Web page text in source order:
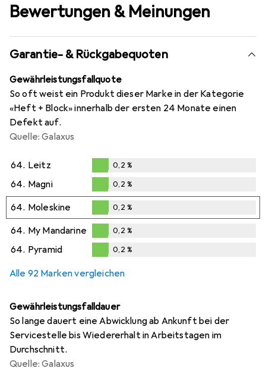
Bewertungen & Meinungen
Garantie- & Rückgabequoten
Gewährleistungsfallquote
So oft weist ein Produkt dieser Marke in der Kategorie
«Heft + Block» innerhalb der ersten 24 Monate einen
Defekt auf.
Quelle: Galaxus
64. Leitz
0,2%
0,2 %
64. Magni
0,2%
0,2 %
64. Moleskine
0,2%
0,2 %
64. My Mandarine
0,2%
0,2 %
64. Pyramid 0,2 %
Alle 92 Marken vergleichen
Gewährleistungsfalldauer
So lange dauert eine Abwicklung ab Ankunft bei der
Servicestelle bis Wiedererhalt in Arbeitstagen im
Durchschnitt.
Quelle: Galaxus